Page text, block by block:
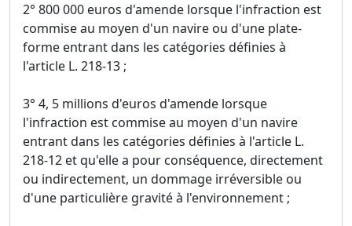
2° 800 000 euros d'amende lorsque l'infraction est
commise au moyen d'un navire ou d'une plate-
forme entrant dans les catégories définies à
l'article L. 218-13 ;
3° 4, 5 millions d'euros d'amende lorsque
l'infraction est commise au moyen d'un navire
entrant dans les catégories définies à l'article L.
218-12 et qu'elle a pour conséquence, directement
ou indirectement, un dommage irréversible ou
d'une particulière gravité à l'environnement ;